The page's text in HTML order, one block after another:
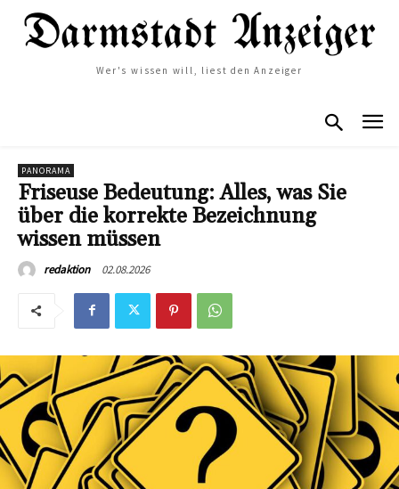
Wer's wissen will, liest den Anzeiger
PANORAMA
Friseuse Bedeutung: Alles, was Sie
über die korrekte Bezeichnung
wissen müssen
redaktion 02.08.2026